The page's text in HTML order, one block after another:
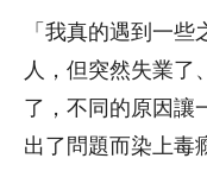
「我真的遇到一
人，但突然失業了
了，不同的原因讓
出了問題而染上毒